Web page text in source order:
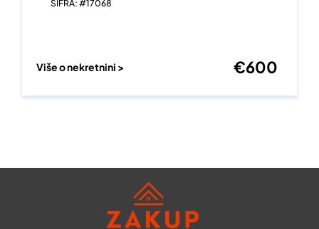
ŠIFRA: #17068
Više o nekretnini > €600